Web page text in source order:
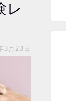
レ
3月23日